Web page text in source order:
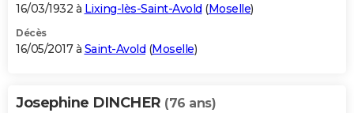
16/03/1932 à Lixing-lès-Saint-Avold (Moselle)
Décès
16/05/2017 à Saint-Avold (Moselle)
Josephine DINCHER (76 ans)